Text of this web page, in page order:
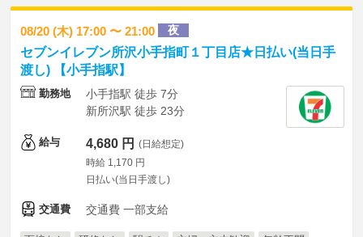
08/20 (木) 17:00 〜 21:00 夜
セブンイレブン所沢小手指町１丁目店★日払い(当日手
渡し) 【小手指駅】
勤務地
小手指駅 徒歩 7分
新所沢駅 徒歩 23分
給与 4,680 円 (日給想定)
時給 1,170 円
日払い(当日手渡し)
交通費 交通費 一部支給